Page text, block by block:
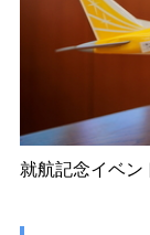
就航記念イベン